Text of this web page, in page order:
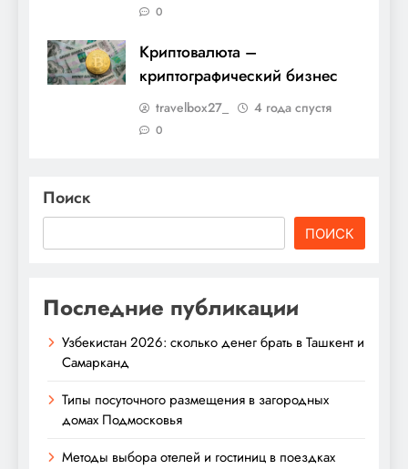
0
Криптовалюта –
криптографический бизнес
travelbox27_ 4 года спустя
0
Поиск
ПОИСК
Последние публикации
Узбекистан 2026: сколько денег брать в Ташкент и
Самарканд
Типы посуточного размещения в загородных
домах Подмосковья
Методы выбора отелей и гостиниц в поездках